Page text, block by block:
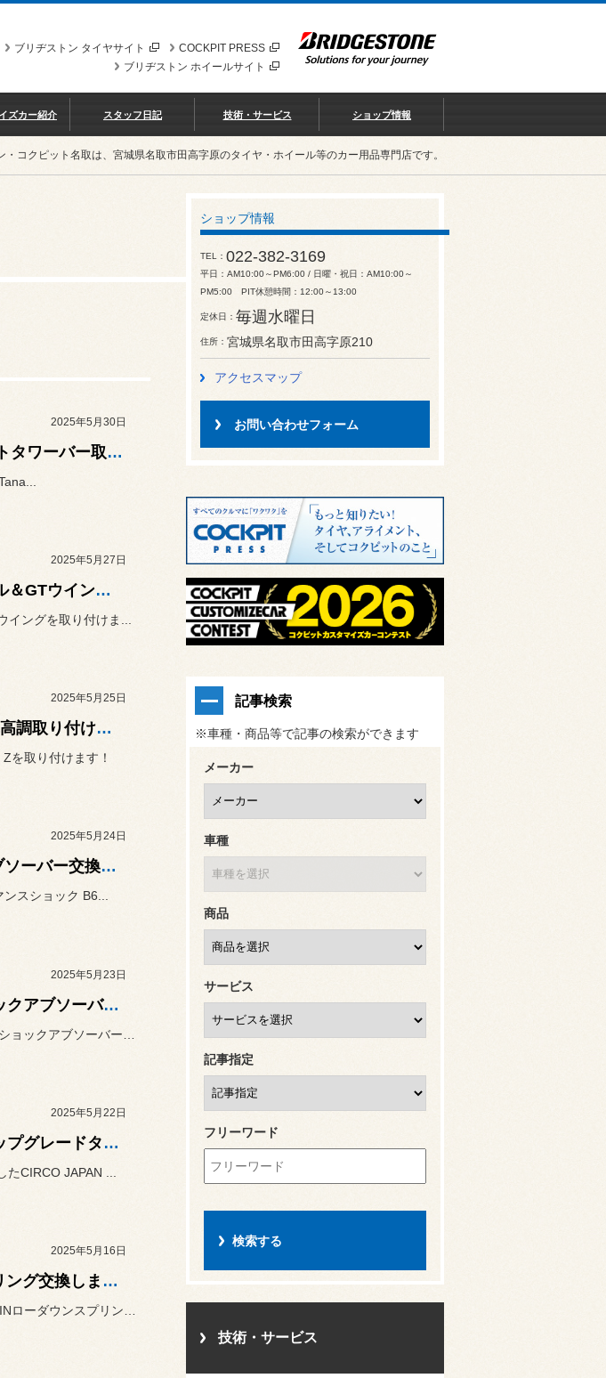
COCKPIT PRESS
ブリヂストン タイヤサイト
ブリヂストン ホイールサイト
ズカー紹介 スタッフ日記 技術・サービス ショップ情報
・コクピット名取は、宮城県名取市田高字原のタイヤ・ホイール等のカー用品専門店です。
2025年5月30日
FIT GK3 マフラー＆ストラットタワーバー取り付けます！
2025年5月27日
ロードスター ND5RC ホイール＆GTウイング取り付けます！
ングを取り付けま...
2025年5月25日
シビックハッチバック FK7 車高調取り付けます！
を取り付けます！
2025年5月24日
レガシィB4 BL5 ショックアブソーバー交換します！
スショック B6...
2025年5月23日
ジムニーシエラ JB74W ショックアブソーバー交換します！
2025年5月22日
アルトターボRS HA36S アップグレードターボ＆ECUチューニング＆オイルクーラー取り付け！
CIRCO JAPAN ...
2025年5月16日
アルファード AGH40W スプリング交換します！
ショップ情報
TEL 022-382-3169
平日：AM10:00～PM6:00 / 日曜・祝日：AM10:00～
PM5:00 PIT休憩時間：12:00～13:00
定休日 毎週水曜日
住所 宮城県名取市田高字原210
アクセスマップ
お問い合わせフォーム
記事検索
※車種・商品等で記事の検索ができます
メーカー
車種
商品
サービス
記事指定
フリーワード
技術・サービス